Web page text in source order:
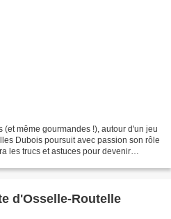
même gourmandes !), autour d'un jeu
Dubois poursuit avec passion son rôle
les trucs et astuces pour devenir
d'Osselle-Routelle